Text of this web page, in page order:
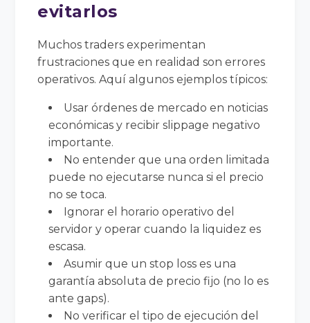
evitarlos
Muchos traders experimentan
frustraciones que en realidad son errores
operativos. Aquí algunos ejemplos típicos:
Usar órdenes de mercado en noticias
económicas y recibir slippage negativo
importante.
No entender que una orden limitada
puede no ejecutarse nunca si el precio
no se toca.
Ignorar el horario operativo del
servidor y operar cuando la liquidez es
escasa.
Asumir que un stop loss es una
garantía absoluta de precio fijo (no lo es
ante gaps).
No verificar el tipo de ejecución del